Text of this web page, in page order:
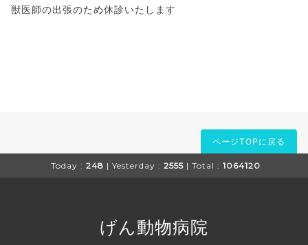
獣医師の出張のため休診いたします
ページTOPに戻る
Today : 248 | Yesterday : 2555 | Total : 1064120
げん動物病院